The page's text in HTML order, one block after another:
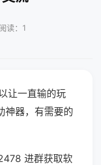
读：1
让一直输的玩
神器，有需要的
进群获取软